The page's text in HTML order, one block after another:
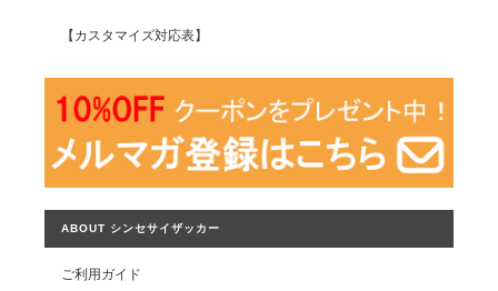
【カスタマイズ対応表】
ABOUT シンセサイザッカー
ご利用ガイド